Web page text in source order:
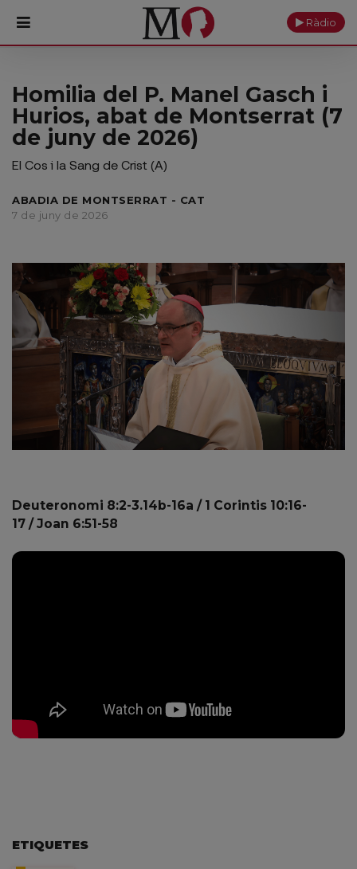
PORTADA
Monestir
Cultura
Actualitat
Visita'ns
Ofrenes
Reserves
Ràdio
Homilia del P. Manel Gasch i
Hurios, abat de Montserrat (7
de juny de 2026)
El Cos i la Sang de Crist (A)
ABADIA DE MONTSERRAT - CAT
7 de juny de 2026
Deuteronomi 8:2-3.14b-16a / 1 Corintis 10:16-
17 / Joan 6:51-58
ETIQUETES